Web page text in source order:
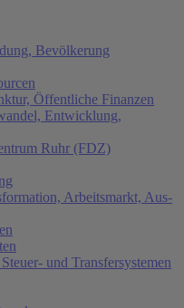
Bevölkerung
Öffentliche Finanzen
Entwicklung,
Ruhr (FDZ)
Arbeitsmarkt, Aus-
und Transfersystemen